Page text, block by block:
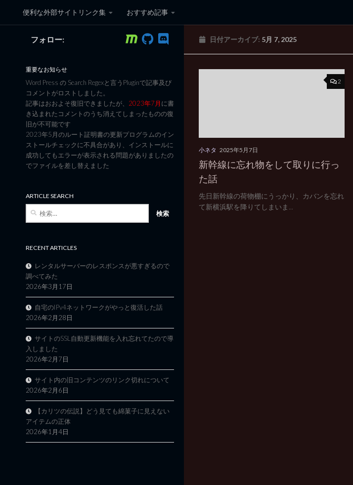
コンテンツへスキップ
便利な外部サイトリンク集 おすすめ記事
黒翼猫のコンピュータ日記 3rd Edition
日付アーカイブ: 5月 7, 2025
2
小ネタ 2025年5月7日
新幹線に忘れ物をして取りに行っ
た話
先日新幹線の荷物棚にうっかり、カバンを忘れ
て新横浜駅を降りてしまいま...
フォロー:
重要なお知らせ
Word Press の Search Regexと言うPluginで記事及び
コメントがロストしました。
記事はおおよそ復旧できましたが、 2023年7月に書
き込まれたコメントのうち消えてしまったものの復
旧が不可能です
2023年5月のルート証明書の更新プログラムのイン
ストールチェックに不具合があり、インストールに
成功してもエラーが表示される問題がありましたの
でファイルを差し替えました
ARTICLE SEARCH
RECENT ARTICLES
レンタルサーバーのレスポンスが悪すぎるので
調べてみた
2026年3月17日
自宅のIPv4ネットワークがやっと復活した話
2026年2月28日
サイトのSSL自動更新機能を入れ忘れてたので導
入しました
2026年2月7日
サイト内の旧コンテンツのリンク切れについて
2026年2月6日
【カリツの伝説】どう見ても綿菓子に見えない
アイテムの正体
2026年1月4日